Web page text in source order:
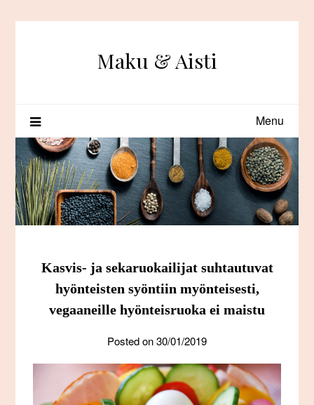
Maku & Aisti
Menu
Kasvis- ja sekaruokailijat suhtautuvat
hyönteisten syöntiin myönteisesti,
vegaaneille hyönteisruoka ei maistu
Posted on30/01/2019